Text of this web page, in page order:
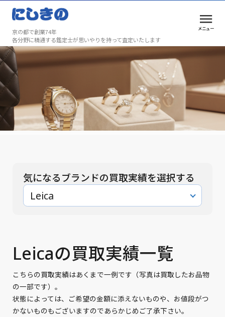
京の都で創業74年
各分野に精通する鑑定士が思いやりを持って査定いたします
メニュー
買取実績
気になるブランドの買取実績を選択する
Leica
Leicaの買取実績一覧
こちらの買取実績はあくまで一例です（写真は買取したお品物
の一部です）。
状態によっては、ご希望の金額に添えないものや、お値段がつ
かないものもございますのであらかじめご了承下さい。